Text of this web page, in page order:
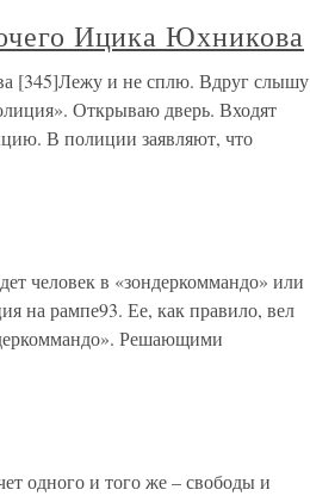
Ицика Юхникова
[345]Лежу и не сплю. Вдруг слышу
Открываю дверь. Входят
В полиции заявляют, что
человек в «зондеркоммандо» или
на рампе93. Ее, как правило, вел
Решающими
одного и того же – свободы и